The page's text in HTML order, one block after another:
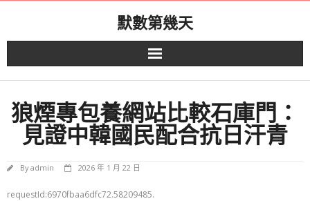
默數第幾天
狼煙專包養網站比較石庫門：
見證中韓國民配合抗日汗青
Byadmin 2026 年 1 月 22 日
requestId:6970fbaa6dfc72.58209485.